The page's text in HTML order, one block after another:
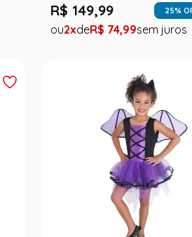
R$ 149,99 25%
2 R$ 74,99